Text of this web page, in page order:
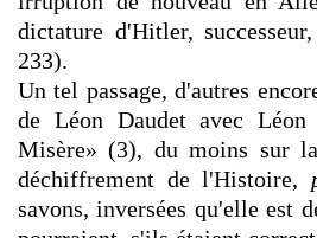
dictature d'Hitler,
233).
Un tel passage, d'autres
de Léon Daudet avec
Misère» (3), du moins sur
déchiffrement de l'Histoire,
savons, inversées qu'elle est